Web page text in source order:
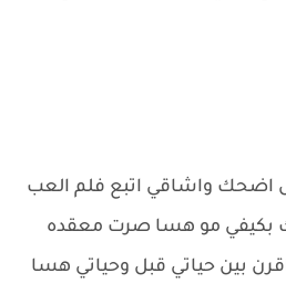
اضحك واشاقي اتبع فلم العب
بكيفي مو هسا صرت معقده
بين حياتي قبل وحياتي هسا